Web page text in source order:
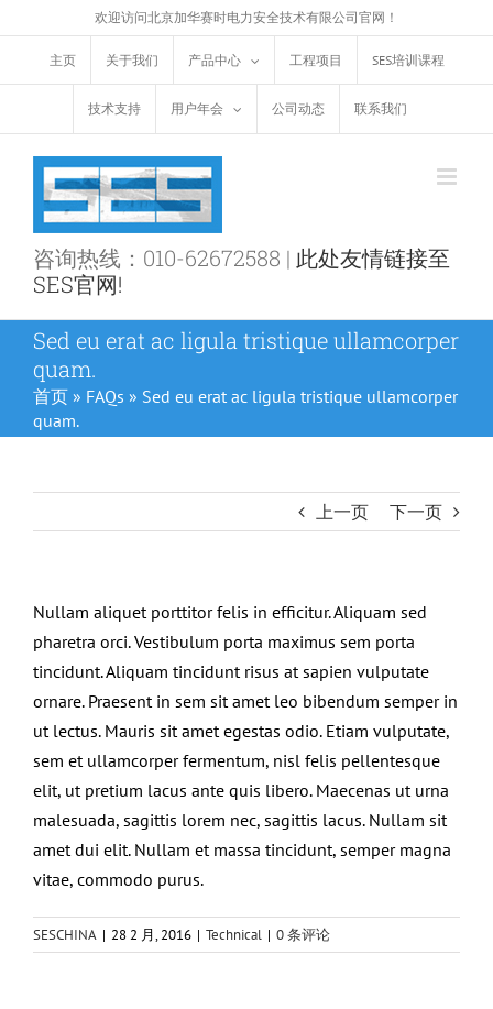
过
欢迎访问北京加华赛时电力安全技术有限公司官网！
主页 关于我们 产品中心 工程项目 SES培训课程
技术支持 用户年会 公司动态 联系我们
咨询热线：010-62672588 | 此处友情链接至
SES官网!
Sed eu erat ac ligula tristique ullamcorper
quam.
首页 » FAQs » Sed eu erat ac ligula tristique ullamcorper
quam.
上一页 下一页
Nullam aliquet porttitor felis in efficitur. Aliquam sed
pharetra orci. Vestibulum porta maximus sem porta
tincidunt. Aliquam tincidunt risus at sapien vulputate
ornare. Praesent in sem sit amet leo bibendum semper in
ut lectus. Mauris sit amet egestas odio. Etiam vulputate,
sem et ullamcorper fermentum, nisl felis pellentesque
elit, ut pretium lacus ante quis libero. Maecenas ut urna
malesuada, sagittis lorem nec, sagittis lacus. Nullam sit
amet dui elit. Nullam et massa tincidunt, semper magna
vitae, commodo purus.
SESCHINA | 28 2 月, 2016 | Technical | 0 条评论